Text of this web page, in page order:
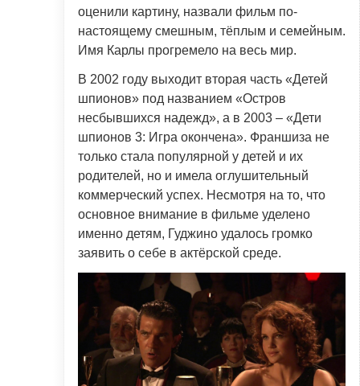
оценили картину, назвали фильм по-
настоящему смешным, тёплым и семейным.
Имя Карлы прогремело на весь мир.
В 2002 году выходит вторая часть «Детей
шпионов» под названием «Остров
несбывшихся надежд», а в 2003 – «Дети
шпионов 3: Игра окончена». Франшиза не
только стала популярной у детей и их
родителей, но и имела оглушительный
коммерческий успех. Несмотря на то, что
основное внимание в фильме уделено
именно детям, Гуджино удалось громко
заявить о себе в актёрской среде.